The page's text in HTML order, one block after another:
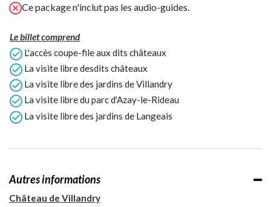
Ce package n'inclut pas les audio-guides.
Le billet comprend
L'accès coupe-file aux dits châteaux
La visite libre desdits châteaux
La visite libre des jardins de Villandry
La visite libre du parc d'Azay-le-Rideau
La visite libre des jardins de Langeais
Autres informations
Château de Villandry